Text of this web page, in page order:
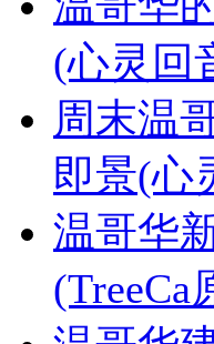
(心灵回
周末温
即景(心
温哥华
(TreeCa